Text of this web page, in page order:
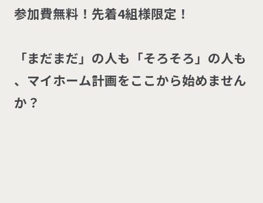
参加費無料 ！ 先着4組様限定 ！
「まだまだ」 の人も 「そろそろ」 の人も
、 マイホーム計画をこ こから始めません
か ？